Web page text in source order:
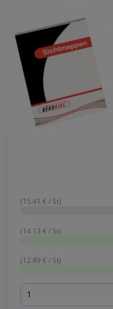
(15.41 € / St)
(14.13 € / St)
(12.89 € / St)
Menge